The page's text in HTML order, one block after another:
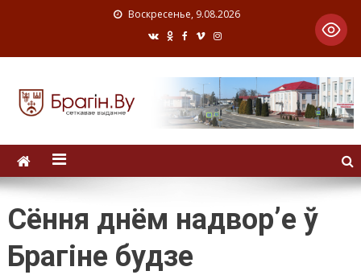
Воскресенье, 9.08.2026
Сёння днём надвор’е ў
Брагіне будзе